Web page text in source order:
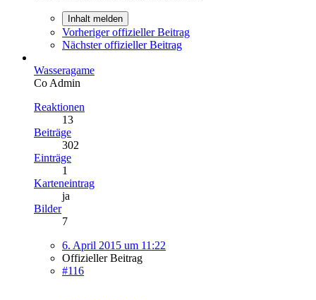
Inhalt melden
Vorheriger offizieller Beitrag
Nächster offizieller Beitrag
Wasseragame
Co Admin
Reaktionen
13
Beiträge
302
Einträge
1
Karteneintrag
ja
Bilder
7
6. April 2015 um 11:22
Offizieller Beitrag
#116